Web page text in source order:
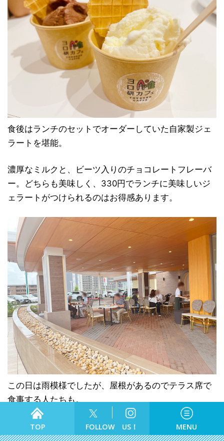
TOP FOLLOW US！ MENU
食べる
食後はランチのセットでオーダーしていた自家製ジェ
ラートを堪能。
濃厚なミルクと、ビーツ入りのチョコレートフレーバ
ー。どちらも美味しく、330円でランチに美味しいジ
ェラートがつけられるのはお得感あります。
この日は雨模様でしたが、屋根があるのでテラス席で
食事する人たちも。
晴れの日は子連れランチにもおすすめの席なので、ご